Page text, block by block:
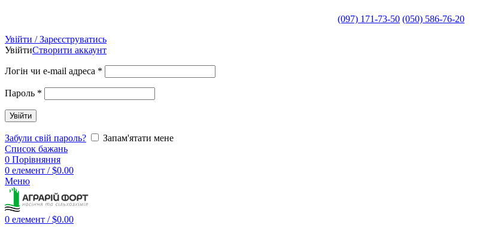
(097) 171-73-50 (050) 586-76-20
Увійти / Зареєструватись
УвійтиСтворити аккаунт
Логін чи e-mail адреса *
Пароль *
Увійти
Забули свій пароль?
Запам'ятати мене
Список бажань
0 Порівняння
0 елемент / $0.00
Меню
0 елемент / $0.00